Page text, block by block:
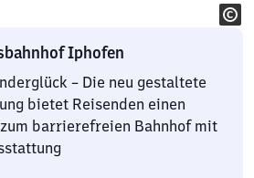
Iphofen
– Die neu gestaltete
bietet Reisenden einen
barrierefreien Bahnhof mit